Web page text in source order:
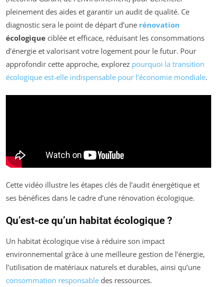
pleinement des aides et garantir un audit de qualité. Ce
diagnostic sera le point de départ d’une rénovation
écologique ciblée et efficace, réduisant les consommations
d’énergie et valorisant votre logement pour le futur. Pour
approfondir cette approche, explorez pourquoi la transition
écologique est-elle indispensable pour l’économie mondiale.
Cette vidéo illustre les étapes clés de l’audit énergétique et
ses bénéfices dans le cadre d’une rénovation écologique.
Qu’est-ce qu’un habitat écologique ?
Un habitat écologique vise à réduire son impact
environnemental grâce à une meilleure gestion de l’énergie,
l’utilisation de matériaux naturels et durables, ainsi qu’une
consommation responsable des ressources.